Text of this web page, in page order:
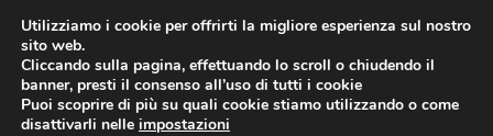
Vai
contenuto
Utilizziamo i cookie per offrirti la migliore esperienza sul nostro
sito web.
Cliccando sulla pagina, effettuando lo scroll o chiudendo il
banner, presti il consenso all’uso di tutti i cookie
Puoi scoprire di più su quali cookie stiamo utilizzando o come
disattivarli nelle impostazioni